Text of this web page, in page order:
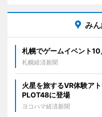
み
札幌でゲームイベント
札幌経済新聞
火星を旅するVR体験ア
PLOT48に登場
ヨコハマ経済新聞